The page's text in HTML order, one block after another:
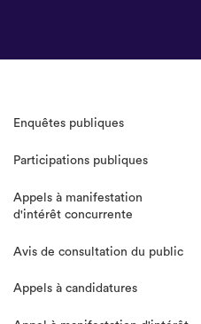
Enquêtes publiques
Participations publiques
Appels à manifestation
d'intérêt concurrente
Avis de consultation du public
Appels à candidatures